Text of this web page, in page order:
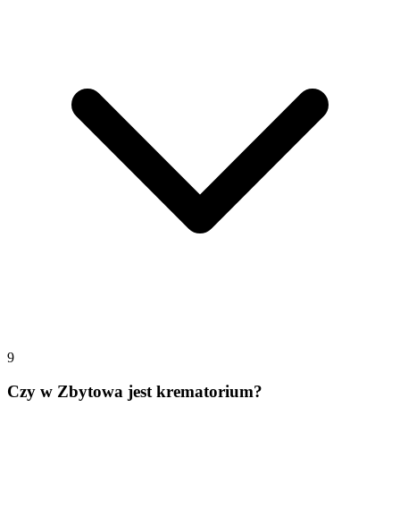
9
Czy w Zbytowa jest krematorium?